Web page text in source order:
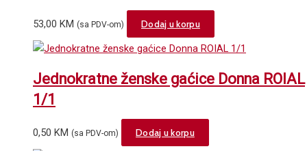
53,00 KM (sa PDV-om) Dodaj u korpu
Jednokratne ženske gaćice Donna ROIAL
1/1
0,50 KM (sa PDV-om) Dodaj u korpu